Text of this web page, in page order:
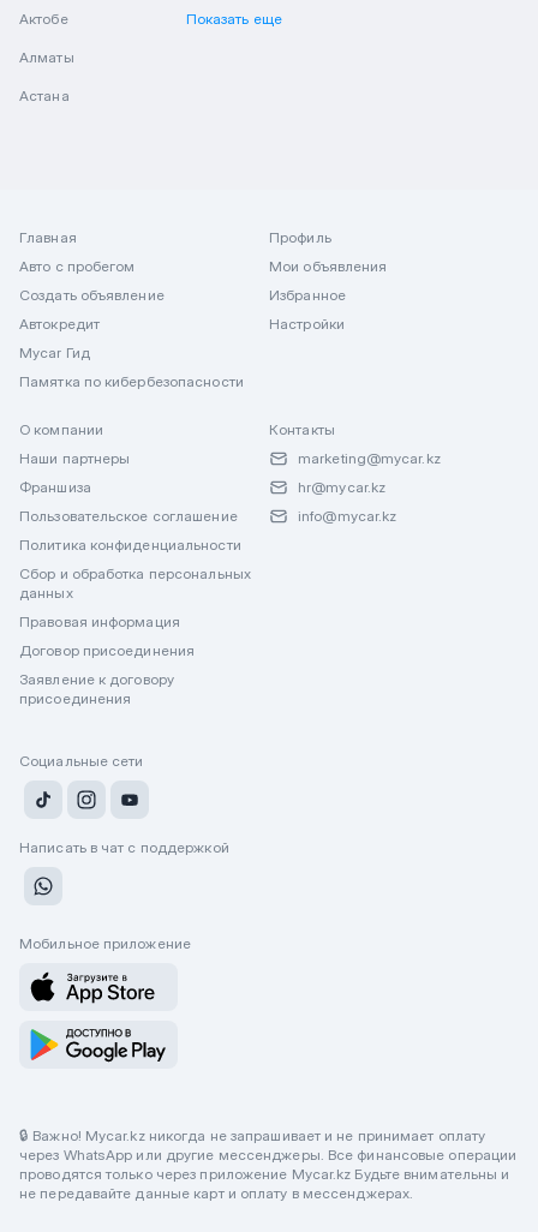
Актобе
Алматы
Астана
Показать еще
Главная
Авто с пробегом
Создать объявление
Автокредит
Mycar Гид
Памятка по кибербезопасности
Профиль
Мои объявления
Избранное
Настройки
О компании
Наши партнеры
Франшиза
Пользовательское соглашение
Политика конфиденциальности
Сбор и обработка персональных
данных
Правовая информация
Договор присоединения
Заявление к договору
присоединения
Контакты
marketing@mycar.kz
hr@mycar.kz
info@mycar.kz
Социальные сети
Написать в чат с поддержкой
Мобильное приложение
🔒 Важно! Mycar.kz никогда не запрашивает и не принимает оплату
через WhatsApp или другие мессенджеры. Все финансовые операции
проводятся только через приложение Mycar.kz Будьте внимательны и
не передавайте данные карт и оплату в мессенджерах.